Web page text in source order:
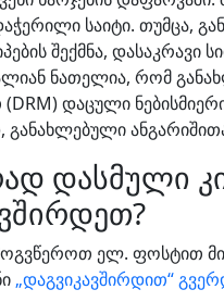
საიტი. თუმცა,
შექმნა, დასაკრავი
ნათელია, რომ
(DRM) დაცული
განახლებული
დასმული
ელ. ფოსტით
„დაგვიკავშირდით“